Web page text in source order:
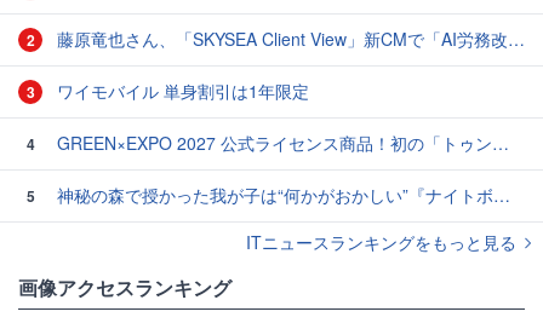
2 藤原竜也さん、「SKYSEA Client View」新CMで「AI労務改善」をアピール 働き方をAIが分析したら「すぐに休んで」と言われる？
3 ワイモバイル 単身割引は1年限定
4 GREEN×EXPO 2027 公式ライセンス商品！初の「トゥンクトゥンク」公式LINEスタンプ、販売開始
5
神秘の森で授かった我が子は“何かがおかしい”『ナイトボーン -夜哭-』本編映像解禁 母の絶叫顔うちわが全国の劇場に［ホラー通信］
ITニュースランキングをもっと見る
画像アクセスランキング